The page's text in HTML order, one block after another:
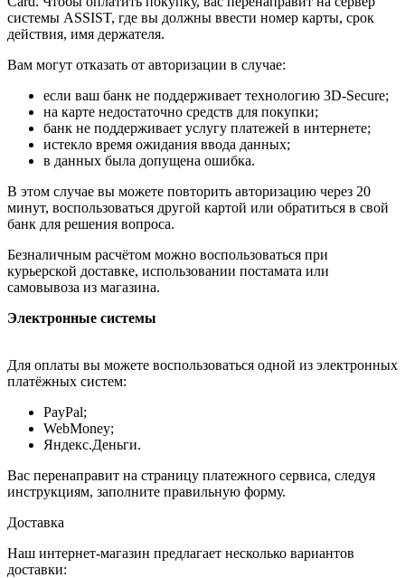
системы ASSIST, где вы должны ввести номер карты, срок
действия, имя держателя.
Вам могут отказать от авторизации в случае:
если ваш банк не поддерживает технологию 3D-Secure;
на карте недостаточно средств для покупки;
банк не поддерживает услугу платежей в интернете;
истекло время ожидания ввода данных;
в данных была допущена ошибка.
В этом случае вы можете повторить авторизацию через 20
минут, воспользоваться другой картой или обратиться в свой
банк для решения вопроса.
Безналичным расчётом можно воспользоваться при
курьерской доставке, использовании постамата или
самовывоза из магазина.
Электронные системы
Для оплаты вы можете воспользоваться одной из электронных
платёжных систем:
PayPal;
WebMoney;
Яндекс.Деньги.
Вас перенаправит на страницу платежного сервиса, следуя
инструкциям, заполните правильную форму.
Доставка
Наш интернет-магазин предлагает несколько вариантов
доставки: